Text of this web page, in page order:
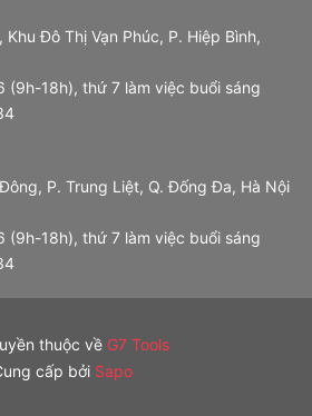
Đô Thị Vạn Phúc, P. Hiệp Bình,
(9h-18h), thứ 7 làm việc buổi sáng
P. Trung Liệt, Q. Đống Đa, Hà Nội
(9h-18h), thứ 7 làm việc buổi sáng
thuộc về G7 Tools
cấp bởi Sapo